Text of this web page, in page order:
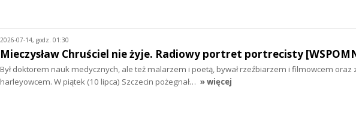
2026-07-14, godz. 01:30
Mieczysław Chruściel nie żyje. Radiowy portret portrecisty
Był doktorem nauk medycznych, ale też malarzem i poetą, bywał rzeźbiarzem i filmowcem oraz
harleyowcem. W piątek (10 lipca) Szczecin pożegnał… » więcej